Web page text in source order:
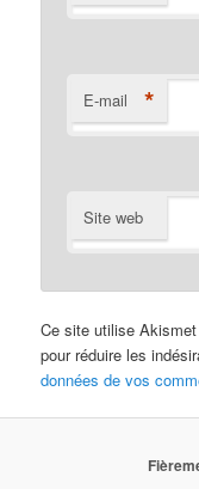
E-mail *
Site web
Ce site utilise Akismet
pour réduire les
données de vos